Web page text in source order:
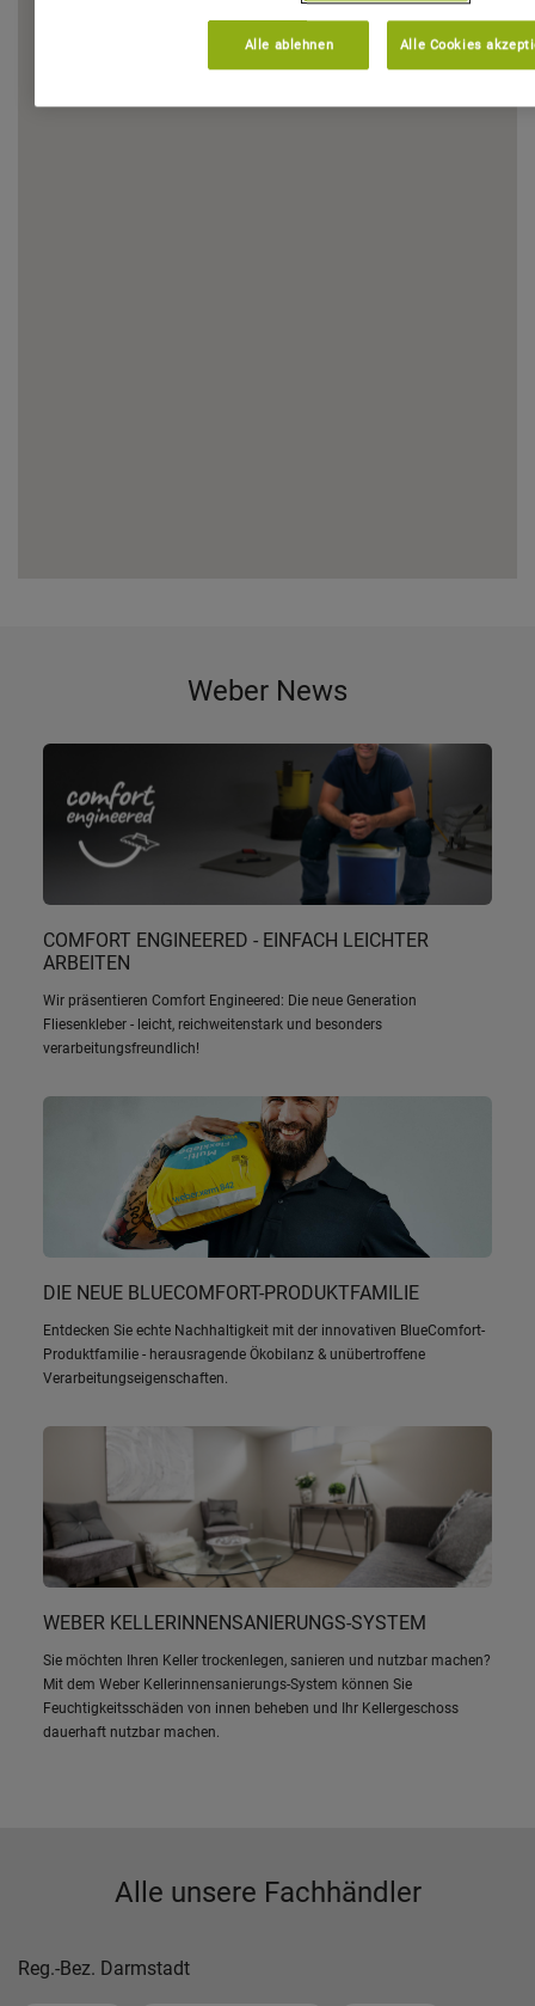
Weber News
COMFORT ENGINEERED - EINFACH LEICHTER
ARBEITEN
Wir präsentieren Comfort Engineered: Die neue Generation
Fliesenkleber - leicht, reichweitenstark und besonders
verarbeitungsfreundlich!
DIE NEUE BLUECOMFORT-PRODUKTFAMILIE
Entdecken Sie echte Nachhaltigkeit mit der innovativen BlueComfort-
Produktfamilie - herausragende Ökobilanz & unübertroffene
Verarbeitungseigenschaften.
WEBER KELLERINNENSANIERUNGS-SYSTEM
Sie möchten Ihren Keller trockenlegen, sanieren und nutzbar machen?
Mit dem Weber Kellerinnensanierungs-System können Sie
Feuchtigkeitsschäden von innen beheben und Ihr Kellergeschoss
dauerhaft nutzbar machen.
Alle unsere Fachhändler
Reg.-Bez. Darmstadt
Alle ablehnen Alle Cookies